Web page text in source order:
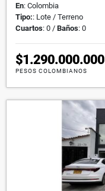
En: Colombia
Tipo:: Lote / Terreno
Cuartos: 0 / Baños: 0
$1.290.000.000
PESOS COLOMBIANOS